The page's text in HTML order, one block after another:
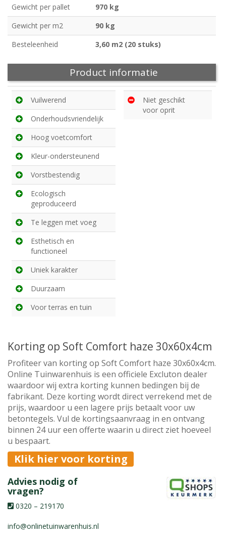
Gewicht per pallet
970 kg
Gewicht per m2
90 kg
Besteleenheid
3,60 m2 (20 stuks)
Product informatie
Vuilwerend
Onderhoudsvriendelijk
Hoog voetcomfort
Kleur-ondersteunend
Vorstbestendig
Ecologisch
geproduceerd
Te leggen met voeg
Esthetisch en
functioneel
Uniek karakter
Duurzaam
Voor terras en tuin
Niet geschikt
voor oprit
Korting op Soft Comfort haze 30x60x4cm
Profiteer van korting op Soft Comfort haze 30x60x4cm.
Online Tuinwarenhuis is een officiele Excluton dealer
waardoor wij extra korting kunnen bedingen bij de
fabrikant. Deze korting wordt direct verrekend met de
prijs, waardoor u een lagere prijs betaalt voor uw
betontegels. Vul de kortingsaanvraag in en ontvang
binnen 24 uur een offerte waarin u direct ziet hoeveel
u bespaart.
Klik hier voor korting
Advies nodig of
vragen?
0320 – 219170
info@onlinetuinwarenhuis.nl